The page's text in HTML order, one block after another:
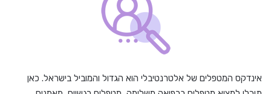
אינדקס המטפלים של אלטרנטיבלי הוא הגדול והמוביל בישראל. כאן